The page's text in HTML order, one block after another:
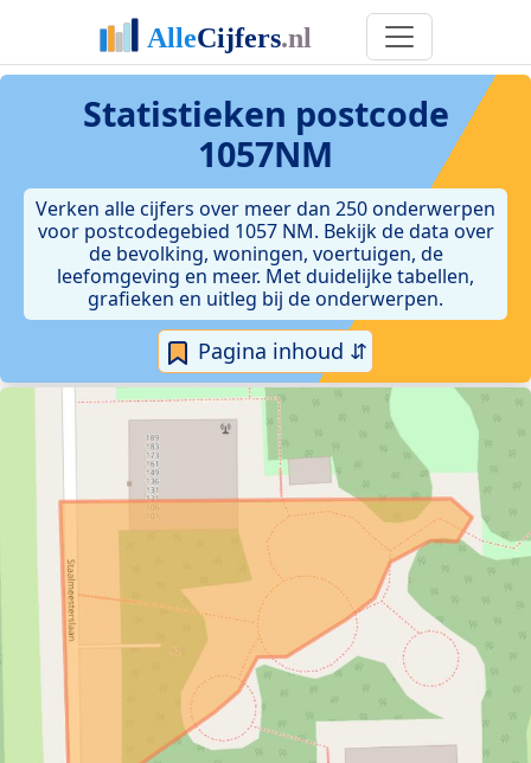
Statistieken postcode
1057NM
Verken alle cijfers over meer dan 250 onderwerpen
voor postcodegebied 1057 NM. Bekijk de data over
de bevolking, woningen, voertuigen, de
leefomgeving en meer. Met duidelijke tabellen,
grafieken en uitleg bij de onderwerpen.
Pagina inhoud ⇵